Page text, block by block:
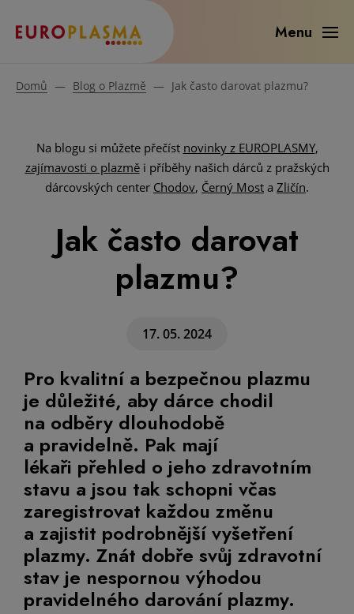
Menu
Domů — Blog o Plazmě — Jak často darovat plazmu?
Na blogu si můžete přečíst novinky z EUROPLASMY,
zajímavosti o plazměi příběhy našich dárců z pražských
dárcovských center Chodov, Černý Most a Zličín.
Jak často darovat
plazmu?
17. 05. 2024
Pro kvalitní a bezpečnou plazmu
je důležité, aby dárce chodil
na odběry dlouhodobě
a pravidelně. Pak mají
lékaři přehled o jeho zdravotním
stavu a jsou tak schopni včas
zaregistrovat každou změnu
a zajistit podrobnější vyšetření
plazmy. Znát dobře svůj zdravotní
stav je nespornou výhodou
pravidelného darování plazmy.